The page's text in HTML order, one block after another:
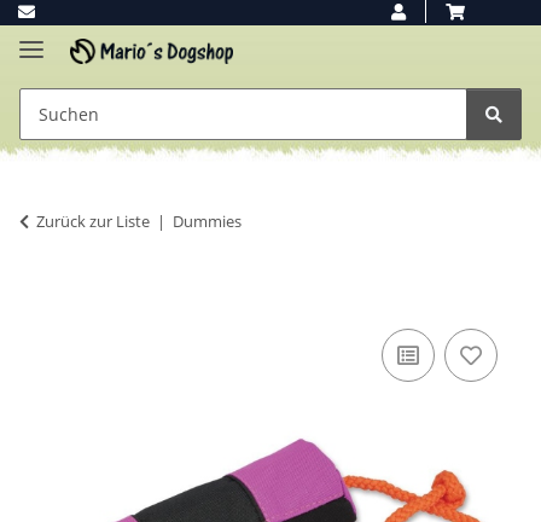
Zurück zur Liste Dummies